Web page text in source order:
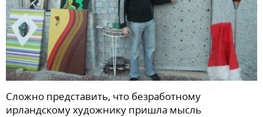
Сложно представить, что безработному
ирландскому художнику пришла мысль